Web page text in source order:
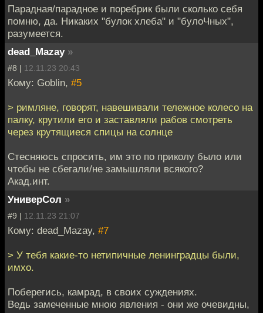
Парадная/парадное и поребрик были сколько себя
помню, да. Никаких "булок хлеба" и "булоЧных",
разумеется.
dead_Mazay »
#8 | 12.11.23 20:43
Кому: Goblin, #5
> римляне, говорят, навешивали тележное колесо на
палку, крутили его и заставляли рабов смотреть
через крутящиеся спицы на солнце
Стесняюсь спросить, им это по приколу было или
чтобы не сбегали/не замышляли всякого?
Акад.инт.
УниверСол »
#9 | 12.11.23 21:07
Кому: dead_Mazay, #7
> У тебя какие-то нетипичные ленинградцы были,
имхо.
Поберегись, камрад, в своих суждениях.
Ведь замеченные мною явления - они же очевидны,